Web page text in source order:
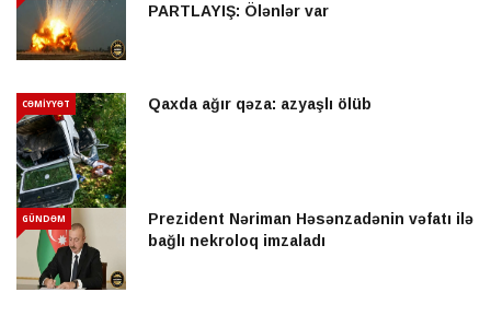
PARTLAYIŞ: Ölənlər var
CƏMİYYƏT Qaxda ağır qəza: azyaşlı ölüb
GÜNDƏM
Prezident Nəriman Həsənzadənin vəfatı ilə
bağlı nekroloq imzaladı